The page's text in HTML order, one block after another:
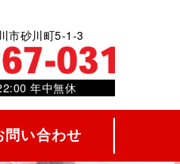
市砂川町5-1-3
年中無休
問い合わせ